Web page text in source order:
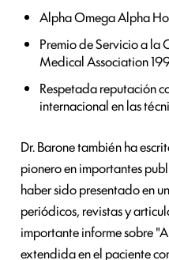
Alpha Omega Alpha
Premio de Servicio a la
Medical Association
Respetada reputación
internacional en las
Dr. Barone también ha
pionero en importantes
haber sido presentado en
periódicos, revistas y
importante informe sobre
extendida en el paciente